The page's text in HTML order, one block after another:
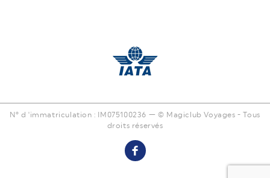
N° d 'immatriculation : IM075100236 — © Magiclub Voyages - Tous
droits réservés